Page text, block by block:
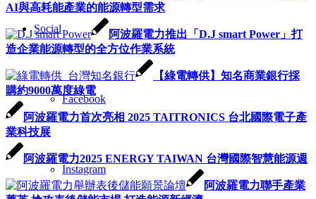
Social
Facebook
Instagram
AI與高耗能產業的能源轉型需求
阿波羅電力推出「D.J smart Power」打
造企業能源轉型的全方位作業系統
【綠電轉供】知名商業銀行採
購約9000萬度綠電
阿波羅電力首次亮相 2025 TAITRONICS 台北國際電子產
業科技展
阿波羅電力2025 ENERGY TAIWAN 台灣國際智慧能源週
阿波羅電力聯手產業